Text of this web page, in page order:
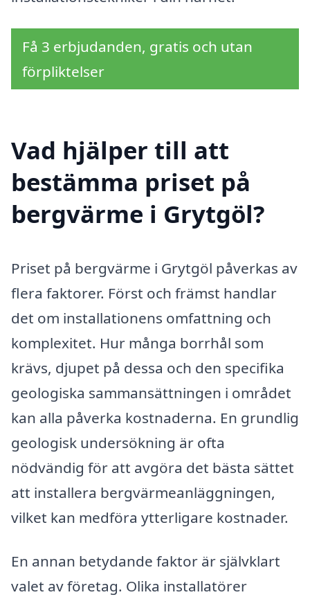
Få 3 erbjudanden, gratis och utan
förpliktelser
Vad hjälper till att
bestämma priset på
bergvärme i Grytgöl?
Priset på bergvärme i Grytgöl påverkas av
flera faktorer. Först och främst handlar
det om installationens omfattning och
komplexitet. Hur många borrhål som
krävs, djupet på dessa och den specifika
geologiska sammansättningen i området
kan alla påverka kostnaderna. En grundlig
geologisk undersökning är ofta
nödvändig för att avgöra det bästa sättet
att installera bergvärmeanläggningen,
vilket kan medföra ytterligare kostnader.
En annan betydande faktor är självklart
valet av företag. Olika installatörer